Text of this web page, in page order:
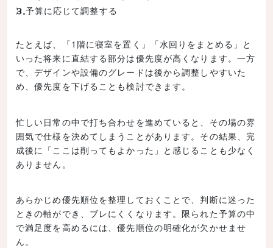
予算に応じて調整する
たとえば、「1階に寝室を置く」「水回りをまとめる」と
いった将来に直結する部分は優先度が高くなります。一方
で、デザインや設備のグレードは後から調整しやすいた
め、優先度を下げることも検討できます。
忙しい日常の中で打ち合わせを進めていると、その場の雰
囲気で仕様を決めてしまうことがあります。その結果、完
成後に「ここは削ってもよかった」と感じることも少なく
ありません。
あらかじめ優先順位を整理しておくことで、判断に迷った
ときの軸ができ、ブレにくくなります。限られた予算の中
で満足度を高めるには、優先順位の明確化が欠かせませ
ん。